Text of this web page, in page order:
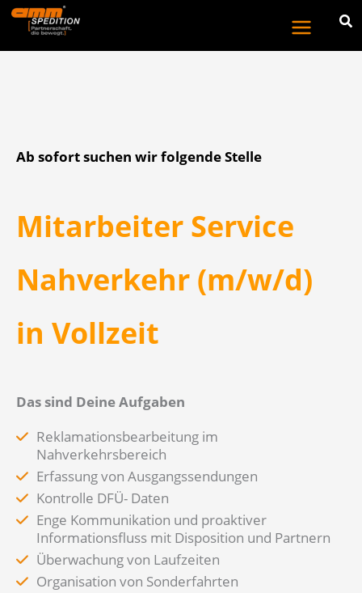
Zum
Inhalt
Ab sofort suchen wir folgende Stelle
Mitarbeiter Service
Nahverkehr (m/w/d)
in Vollzeit
Das sind Deine Aufgaben
Reklamationsbearbeitung im
Nahverkehrsbereich
Erfassung von Ausgangssendungen
Kontrolle DFÜ- Daten
Enge Kommunikation und proaktiver
Informationsfluss mit Disposition und Partnern
Überwachung von Laufzeiten
Organisation von Sonderfahrten